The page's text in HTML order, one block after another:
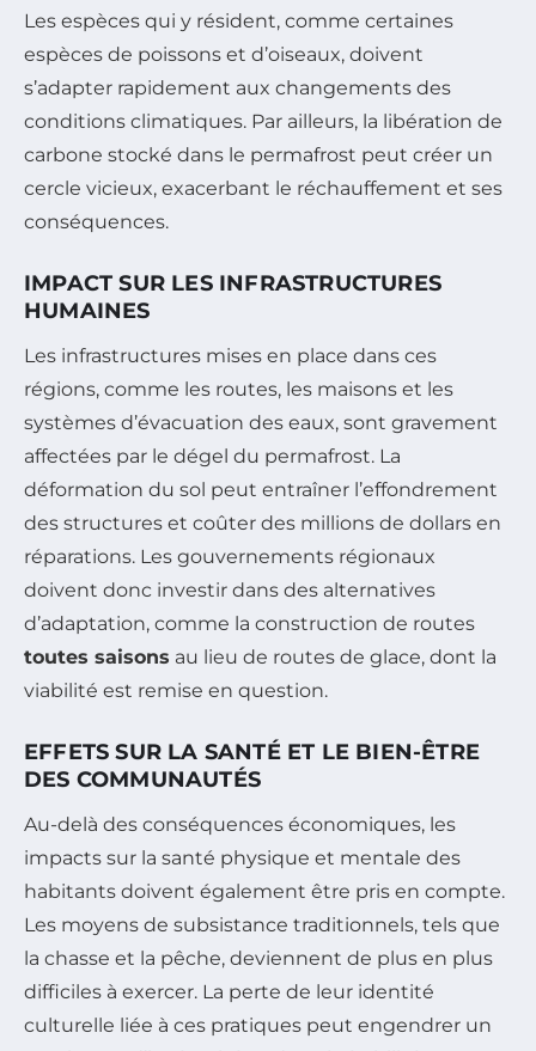
Les espèces qui y résident, comme certaines
espèces de poissons et d’oiseaux, doivent
s’adapter rapidement aux changements des
conditions climatiques. Par ailleurs, la libération de
carbone stocké dans le permafrost peut créer un
cercle vicieux, exacerbant le réchauffement et ses
conséquences.
IMPACT SUR LES INFRASTRUCTURES
HUMAINES
Les infrastructures mises en place dans ces
régions, comme les routes, les maisons et les
systèmes d’évacuation des eaux, sont gravement
affectées par le dégel du permafrost. La
déformation du sol peut entraîner l’effondrement
des structures et coûter des millions de dollars en
réparations. Les gouvernements régionaux
doivent donc investir dans des alternatives
d’adaptation, comme la construction de routes
toutes saisons au lieu de routes de glace, dont la
viabilité est remise en question.
EFFETS SUR LA SANTÉ ET LE BIEN-ÊTRE
DES COMMUNAUTÉS
Au-delà des conséquences économiques, les
impacts sur la santé physique et mentale des
habitants doivent également être pris en compte.
Les moyens de subsistance traditionnels, tels que
la chasse et la pêche, deviennent de plus en plus
difficiles à exercer. La perte de leur identité
culturelle liée à ces pratiques peut engendrer un